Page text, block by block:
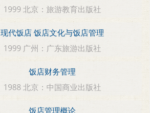
1999 北京：旅游教育出版社
现代饭店 饭店文化与饭店管理
1999 广州：广东旅游出版社
饭店财务管理
1988 北京：中国商业出版社
饭店管理概论